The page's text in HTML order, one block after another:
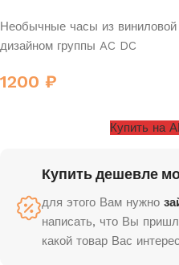
Необычные часы из виниловой
дизайном группы AC DC
1200 ₽
Купить на
Купить дешевле
для этого Вам нужно
написать, что Вы
какой товар Вас